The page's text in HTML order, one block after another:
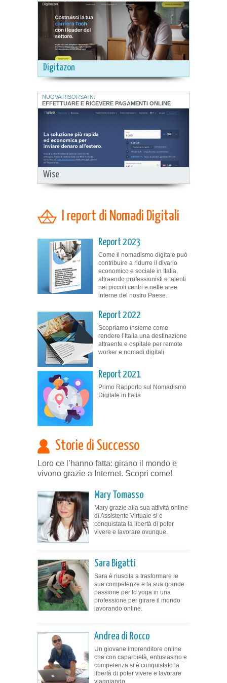
Digitazon
Wise
NUOVA RISORSA IN:
EFFETTUARE E RICEVERE PAGAMENTI ONLINE
I report di Nomadi Digitali
Report 2023
Come il nomadismo digitale può
contribuire a ridurre il divario
economico e sociale in Italia,
attraendo professionisti e talenti
nei piccoli centri e nelle aree
interne del nostro Paese.
Report 2022
Scopriamo insieme come
rendere l’Italia una destinazione
attraente e ospitale per remote
worker e nomadi digitali
Report 2021
Primo Rapporto sul Nomadismo
Digitale in Italia
Storie di Successo
Loro ce l’hanno fatta: girano il mondo e
vivono grazie a Internet. Scopri come!
Mary Tomasso
Mary grazie alla sua attività online
di Assistente Virtuale si è
conquistata la libertà di poter
vivere e lavorare ovunque.
Sara Bigatti
Sara è riuscita a trasformare le
sue competenze e la sua grande
passione per lo yoga in una
professione per girare il mondo
lavorando online.
Andrea di Rocco
Un giovane imprenditore online
che con caparbietà, entusiasmo e
competenza si è conquistato la
libertà di poter vivere e lavorare
viaggiando.